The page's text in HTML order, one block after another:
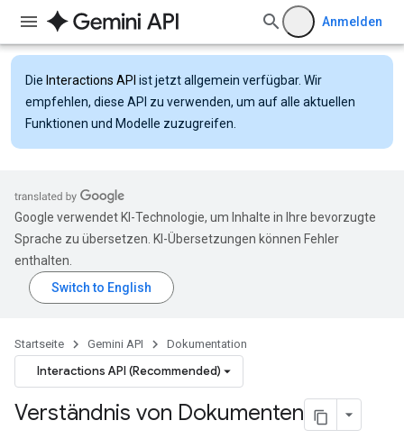
Anmelden
Die Interactions API ist jetzt allgemein verfügbar. Wir
empfehlen, diese API zu verwenden, um auf alle aktuellen
Funktionen und Modelle zuzugreifen.
Google verwendet KI-Technologie, um Inhalte in Ihre bevorzugte
Sprache zu übersetzen. KI-Übersetzungen können Fehler
enthalten.
Startseite Gemini API Dokumentation
Interactions API (Recommended)
Verständnis von Dokumenten